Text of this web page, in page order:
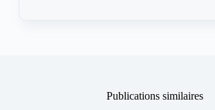
Publications similaires